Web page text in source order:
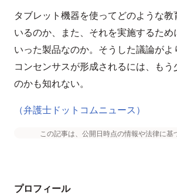
タブレット機器を使ってどのような
いるのか、また、それを実施するため
いった製品なのか。そうした議論がよ
コンセンサスが形成されるには、も
のかも知れない。
（弁護士ドットコムニュース）
この記事は、公開日時点の情報や法律に基
プロフィール